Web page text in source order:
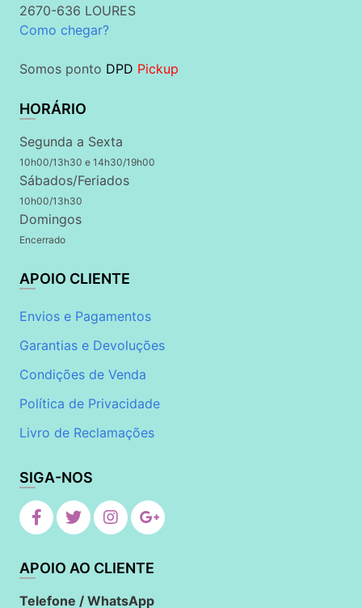
2670-636 LOURES
Como chegar?
Somos ponto DPD Pickup
HORÁRIO
Segunda a Sexta
10h00/13h30 e 14h30/19h00
Sábados/Feriados
10h00/13h30
Domingos
Encerrado
APOIO CLIENTE
Envios e Pagamentos
Garantias e Devoluções
Condições de Venda
Política de Privacidade
Livro de Reclamações
SIGA-NOS
APOIO AO CLIENTE
Telefone / WhatsApp